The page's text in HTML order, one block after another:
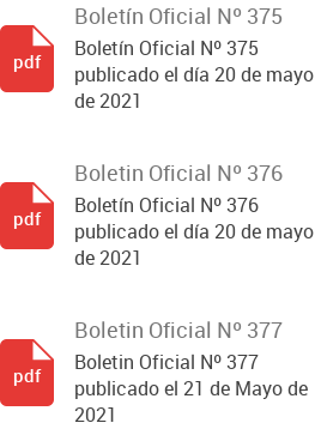
Boletín Oficial Nº 375
Boletín Oficial Nº 375
publicado el día 20 de mayo
de 2021
pdf
Boletin Oficial Nº 376
Boletín Oficial Nº 376
publicado el día 20 de mayo
de 2021
pdf
Boletin Oficial Nº 377
Boletin Oficial Nº 377
publicado el 21 de Mayo de
2021
pdf